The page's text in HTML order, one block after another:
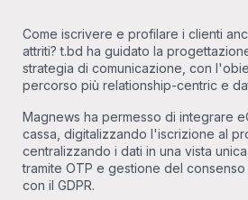
Come iscrivere e profilare i clienti
attriti? t.bd ha guidato la
strategia di comunicazione, con
percorso più relationship-centric e
Magnews ha permesso di integrare
cassa, digitalizzando l'iscrizione al
centralizzando i dati in una vista
tramite OTP e gestione del
con il GDPR.